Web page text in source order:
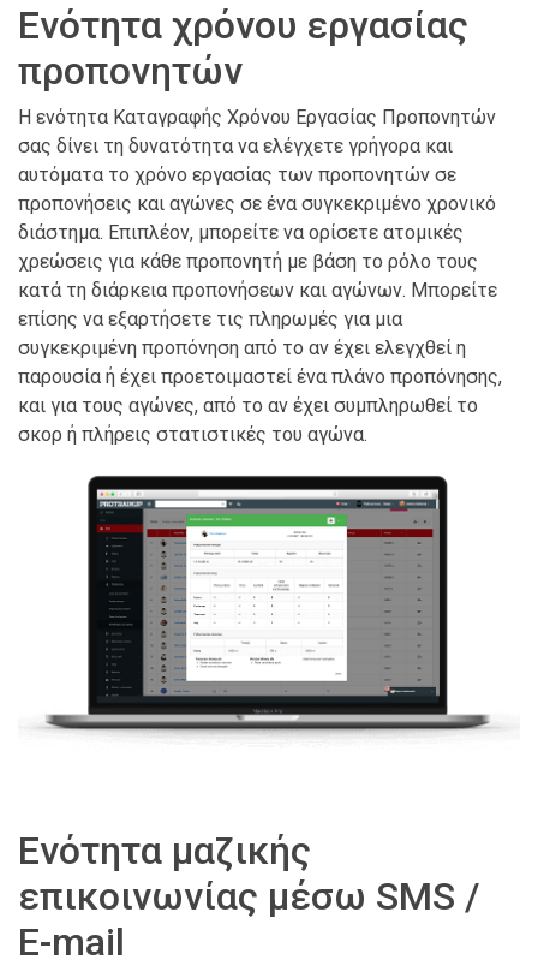
Ενότητα χρόνου εργασίας
προπονητών
Η ενότητα Καταγραφής Χρόνου Εργασίας Προπονητών
σας δίνει τη δυνατότητα να ελέγχετε γρήγορα και
αυτόματα το χρόνο εργασίας των προπονητών σε
προπονήσεις και αγώνες σε ένα συγκεκριμένο χρονικό
διάστημα. Επιπλέον, μπορείτε να ορίσετε ατομικές
χρεώσεις για κάθε προπονητή με βάση το ρόλο τους
κατά τη διάρκεια προπονήσεων και αγώνων. Μπορείτε
επίσης να εξαρτήσετε τις πληρωμές για μια
συγκεκριμένη προπόνηση από το αν έχει ελεγχθεί η
παρουσία ή έχει προετοιμαστεί ένα πλάνο προπόνησης,
και για τους αγώνες, από το αν έχει συμπληρωθεί το
σκορ ή πλήρεις στατιστικές του αγώνα.
Ενότητα μαζικής
επικοινωνίας μέσω SMS /
E-mail